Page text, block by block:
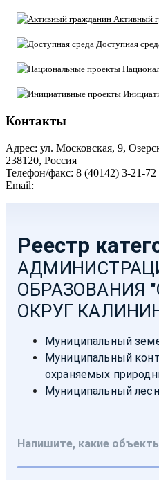
Активный
Доступная
Контакты
Адрес: ул. Московская, 9,
238120, Россия
Телефон/факс: 8 (40142) 3-21-72
Email: